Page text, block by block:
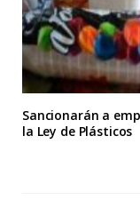
Sancionarán a
la Ley de Plásticos